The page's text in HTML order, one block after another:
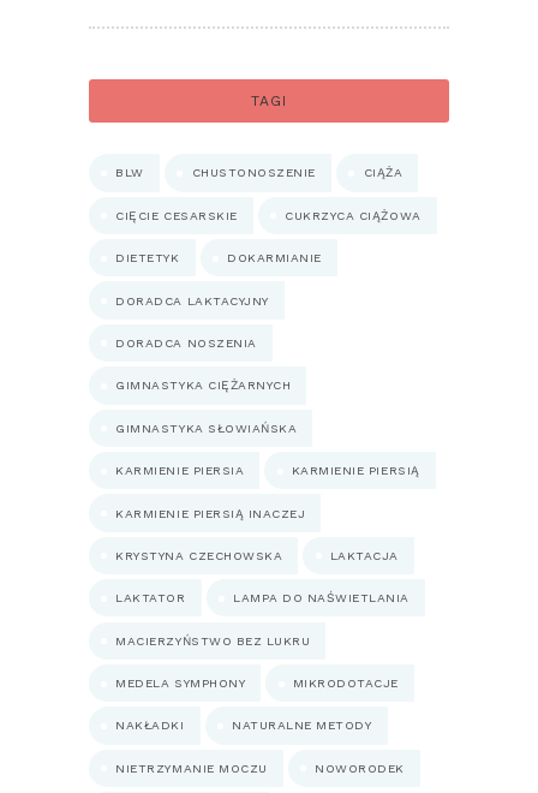
TAGI
BLW CHUSTONOSZENIE CIĄŻA
CIĘCIE CESARSKIE CUKRZYCA CIĄŻOWA
DIETETYK DOKARMIANIE
DORADCA LAKTACYJNY
DORADCA NOSZENIA
GIMNASTYKA CIĘŻARNYCH
GIMNASTYKA SŁOWIAŃSKA
KARMIENIE PIERSIA KARMIENIE PIERSIĄ
KARMIENIE PIERSIĄ INACZEJ
KRYSTYNA CZECHOWSKA LAKTACJA
LAKTATOR LAMPA DO NAŚWIETLANIA
MACIERZYŃSTWO BEZ LUKRU
MEDELA SYMPHONY MIKRODOTACJE
NAKŁADKI NATURALNE METODY
NIETRZYMANIE MOCZU NOWORODEK